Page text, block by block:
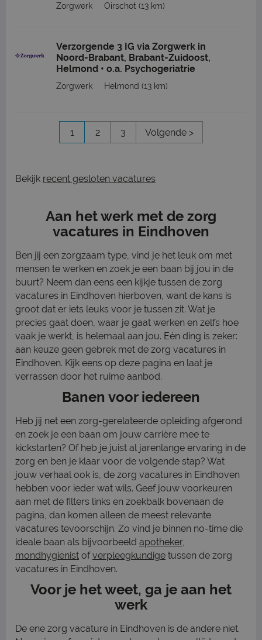
Zorgwerk Oirschot (13 km)
Verzorgende 3 IG via Zorgwerk in
Noord-Brabant, Brabant-Zuidoost,
Helmond • o.a. Psychogeriatrie
Zorgwerk Helmond (13 km)
1 2 3 Volgende >
Bekijk recent gesloten vacatures
Aan het werk met de zorg
vacatures in Eindhoven
Ben jij een zorgzaam type, vind je het leuk om met
mensen te werken en zoek je een baan bij jou in de
buurt? Neem dan eens een kijkje tussen de zorg
vacatures in Eindhoven hierboven, want de kans is
groot dat er iets leuks voor je tussen zit. Wat je
precies gaat doen, waar je gaat werken en zelfs hoe
vaak je werkt, is helemaal aan jou. Eén ding is zeker:
aan keuze geen gebrek met de zorg vacatures in
Eindhoven. Kijk eens op deze pagina en laat je
verrassen door het ruime aanbod.
Banen voor iedereen
Heb jij net een zorg-gerelateerde opleiding afgerond
en zoek je een baan om jouw carrière mee te
kickstarten? Of heb je juist al jarenlange ervaring in de
zorg en ben je klaar voor de volgende stap? Wat
jouw verhaal ook is, de zorg vacatures in Eindhoven
hebben voor ieder wat wils. Geef jouw voorkeuren
aan met de filters links en zoekbalk bovenaan de
pagina, dan komen alleen de meest relevante
vacatures tevoorschijn. Zo vind je binnen no-time die
ideale baan als bijvoorbeeld apotheker,
mondhygiënist ofverpleegkundige tussen de zorg
vacatures in Eindhoven.
Voor je het weet, ga je aan het
werk
De ene zorg vacature in Eindhoven is de andere niet.